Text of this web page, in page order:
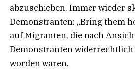
abzuschieben. Immer wieder
Demonstranten: „Bring them
auf Migranten, die nach
Demonstranten widerrechtlich
worden waren.